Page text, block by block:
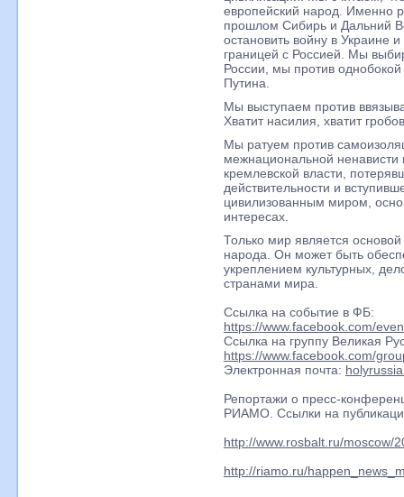
европейский народ. Именно
прошлом Сибирь и Дальний
остановить войну в Украине
границей с Россией. Мы
России, мы против
Путина.
Мы выступаем против
Хватит насилия, хватит
Мы ратуем против
межнациональной
кремлевской власти,
действительности и
цивилизованным миром,
интересах.
Только мир является основой
народа. Он может быть
укреплением культурных,
странами мира.
Ссылка на событие в ФБ:
https://www.facebook.com/
Ссылка на группу Великая
https://www.facebook.com/
Электронная почта:
Репортажи о пресс-
РИАМО. Ссылки на
http://www.rosbalt.ru/moscow/
http://riamo.ru/